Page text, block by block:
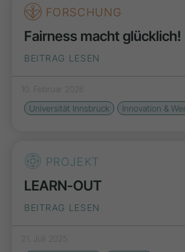
FORSCHUNG
Fairness macht glücklich!
BEITRAG LESEN
10. Februar 2026
Universität Innsbruck
Innovation &
PROJEKT
LEARN-OUT
BEITRAG LESEN
21. Juli 2025